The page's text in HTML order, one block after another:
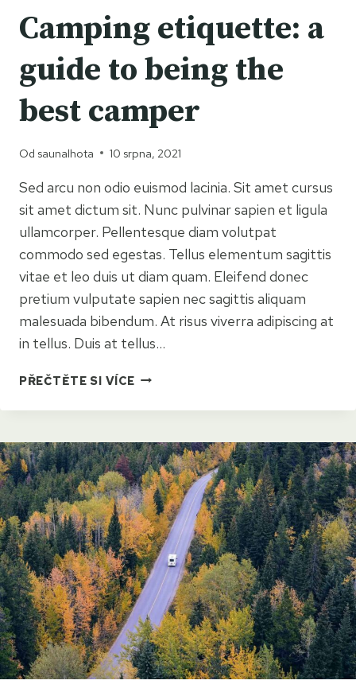
Camping etiquette: a
guide to being the
best camper
Od saunalhota 10 srpna, 2021
Sed arcu non odio euismod lacinia. Sit amet cursus
sit amet dictum sit. Nunc pulvinar sapien et ligula
ullamcorper. Pellentesque diam volutpat
commodo sed egestas. Tellus elementum sagittis
vitae et leo duis ut diam quam. Eleifend donec
pretium vulputate sapien nec sagittis aliquam
malesuada bibendum. At risus viverra adipiscing at
in tellus. Duis at tellus…
PŘEČTĚTE SI VÍCECAMPING
A
TO
BEING
THE
BEST
CAMPER